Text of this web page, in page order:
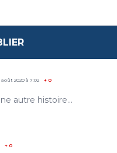
août 2020 à 7:02 + 0
autre histoire...
+ 0